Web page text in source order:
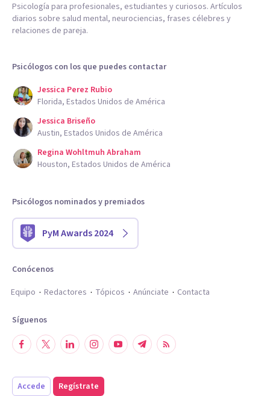
Psicología para profesionales, estudiantes y curiosos. Artículos
diarios sobre salud mental, neurociencias, frases célebres y
relaciones de pareja.
Psicólogos con los que puedes contactar
Jessica Perez Rubio
Florida, Estados Unidos de América
Jessica Briseño
Austin, Estados Unidos de América
Regina Wohltmuh Abraham
Houston, Estados Unidos de América
Psicólogos nominados y premiados
PyM Awards 2024
Conócenos
Equipo
Redactores Tópicos Anúnciate Contacta
Síguenos
Accede Regístrate